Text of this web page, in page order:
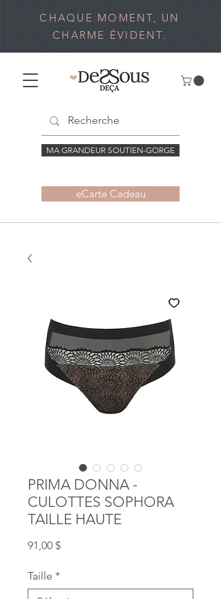
eCarte Cadeau
CHAQUE MOMENT, UN
CHARME ÉVIDENT.
MA GRANDEUR SOUTIEN-GORGE
PRIMA DONNA -
CULOTTES SOPHORA
TAILLE HAUTE
91,00 $Prix
Taille *